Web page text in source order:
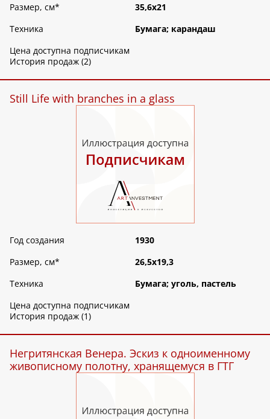
Размер, см*
35,6х21
Техника
Бумага; карандаш
Цена доступна подписчикам
История продаж (2)
Still Life with branches in a glass
Год создания
1930
Размер, см*
26,5х19,3
Техника
Бумага; уголь, пастель
Цена доступна подписчикам
История продаж (1)
Негритянская Венера. Эскиз к одноименному
живописному полотну, хранящемуся в ГТГ